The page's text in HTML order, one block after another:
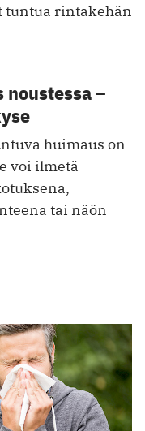
tuntua rintakehän
noustessa –
huimaus on
voi ilmetä
tai näön